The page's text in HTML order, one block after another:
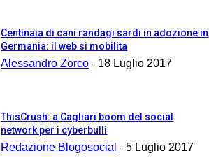
Centinaia di cani randagi sardi in adozione in
Germania: il web si mobilita
Alessandro Zorco - 18 Luglio 2017
ThisCrush: a Cagliari boom del social
network per i cyberbulli
Redazione Blogosocial - 5 Luglio 2017